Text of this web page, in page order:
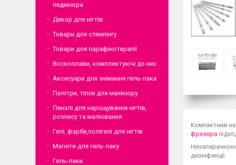
Компактний
фрезера
Незаперечною
дезінфекції.
педикюра
Декор для нігтів
Товари для стемпінгу
Товари для парафінотерапії
Воскоплави, комплектуючі до них
Аксесуари для знімання гель-лака
Палітри, тіпси для манікюру
Пензлі для нарощування нігтів,
розпису та малювання
Гелі, фарби,полігелі для нігтів
Магніти для гель-лаку
Гель-лаки